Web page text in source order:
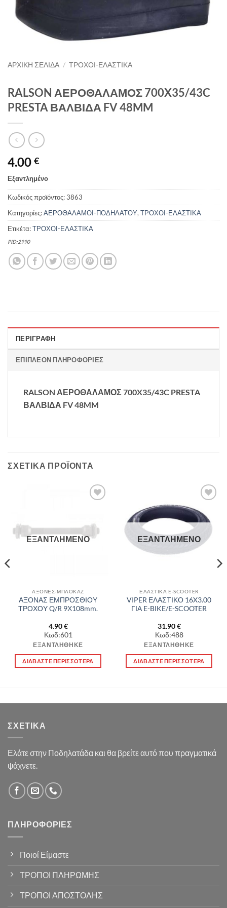
ΑΡΧΙΚΉ ΣΕΛΊΔΑ / ΤΡΟΧΟΙ-ΕΛΑΣΤΙΚΑ
RALSON ΑΕΡΟΘΑΛΑΜΟΣ 700X35/43C
PRESTA ΒΑΛΒΙΔΑ FV 48MM
4.00 €
Εξαντλημένο
Κωδικός προϊόντος:3863
Κατηγορίες:ΑΕΡΟΘΑΛΑΜΟΙ-ΠΟΔΗΛΑΤΟΥ,ΤΡΟΧΟΙ-ΕΛΑΣΤΙΚΑ
Ετικέτα:ΤΡΟΧΟΙ-ΕΛΑΣΤΙΚΑ
PID:2990
ΠΕΡΙΓΡΑΦΉ
ΕΠΙΠΛΈΟΝ ΠΛΗΡΟΦΟΡΊΕΣ
RALSON ΑΕΡΟΘΑΛΑΜΟΣ 700X35/43C PRESTA
ΒΑΛΒΙΔΑ FV 48MM
ΣΧΕΤΙΚΆ ΠΡΟΪΌΝΤΑ
ΕΞΑΝΤΛΗΜΈΝΟ
ΑΞΟΝΕΣ-ΜΠΛΟΚΑΖ
ΑΞΟΝΑΣ ΕΜΠΡΟΣΘΙΟΥ
ΤΡΟΧΟΥ Q/R 9Χ108mm.
4.90€
Κωδ:601
ΕΞΑΝΤΛΉΘΗΚΕ
ΔΙΑΒΆΣΤΕ ΠΕΡΙΣΣΌΤΕΡΑ
Πρόσθήκη
στην λίστα
επιθυμιών
ΕΞΑΝΤΛΗΜΈΝΟ
ΕΛΑΣΤΙΚΑ E-SCOOTER
VIPER ΕΛΑΣΤΙΚΟ 16X3.00
ΓΙΑ E-BIKE/E-SCOOTER
31.90€
Κωδ:488
ΕΞΑΝΤΛΉΘΗΚΕ
ΔΙΑΒΆΣΤΕ ΠΕΡΙΣΣΌΤΕΡΑ
ΣΧΕΤΙΚΆ
Ελάτε στην Ποδηλατάδα και θα βρείτε αυτό που πραγματικά
ψάχνετε.
ΠΛΗΡΟΦΟΡΊΕΣ
Ποιοί Είμαστε
ΤΡΟΠΟΙ ΠΛΗΡΩΜΗΣ
ΤΡΟΠΟΙ ΑΠΟΣΤΟΛΗΣ